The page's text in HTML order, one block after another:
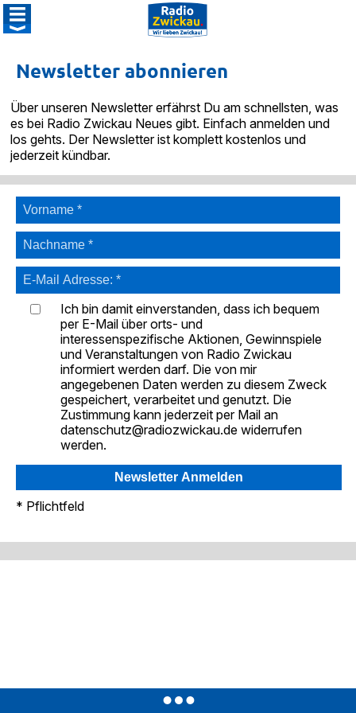
Newsletter abonnieren
Über unseren Newsletter erfährst Du am schnellsten, was
es bei Radio Zwickau Neues gibt. Einfach anmelden und
los gehts. Der Newsletter ist komplett kostenlos und
jederzeit kündbar.
Ich bin damit einverstanden, dass ich bequem
per E-Mail über orts- und
interessenspezifische Aktionen, Gewinnspiele
und Veranstaltungen von Radio Zwickau
informiert werden darf. Die von mir
angegebenen Daten werden zu diesem Zweck
gespeichert, verarbeitet und genutzt. Die
Zustimmung kann jederzeit per Mail an
datenschutz@radiozwickau.de widerrufen
werden.
* Pflichtfeld